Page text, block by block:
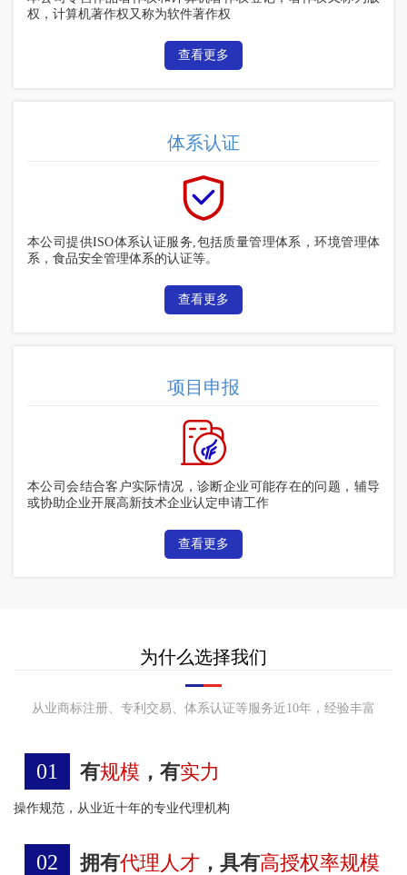
权，计算机著作权又称为软件著作权
查看更多
体系认证
本公司提供ISO体系认证服务,包括质量管理体系，环境管理体
系，食品安全管理体系的认证等。
查看更多
项目申报
本公司会结合客户实际情况，诊断企业可能存在的问题，辅导
或协助企业开展高新技术企业认定申请工作
查看更多
为什么选择我们
从业商标注册、专利交易、体系认证等服务近10年，经验丰富
01 有规模 ，有实力
操作规范，从业近十年的专业代理机构
02 拥有代理人才 ，具有高授权率规模